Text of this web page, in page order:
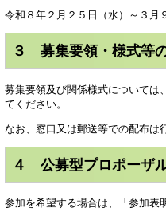
令和８年２月２５日（水）～３月
３ 募集要領・様式等
募集要領及び関係様式については
てください。
なお、窓口又は郵送等での配布は
４ 公募型プロポーザ
参加を希望する場合は、「参加表